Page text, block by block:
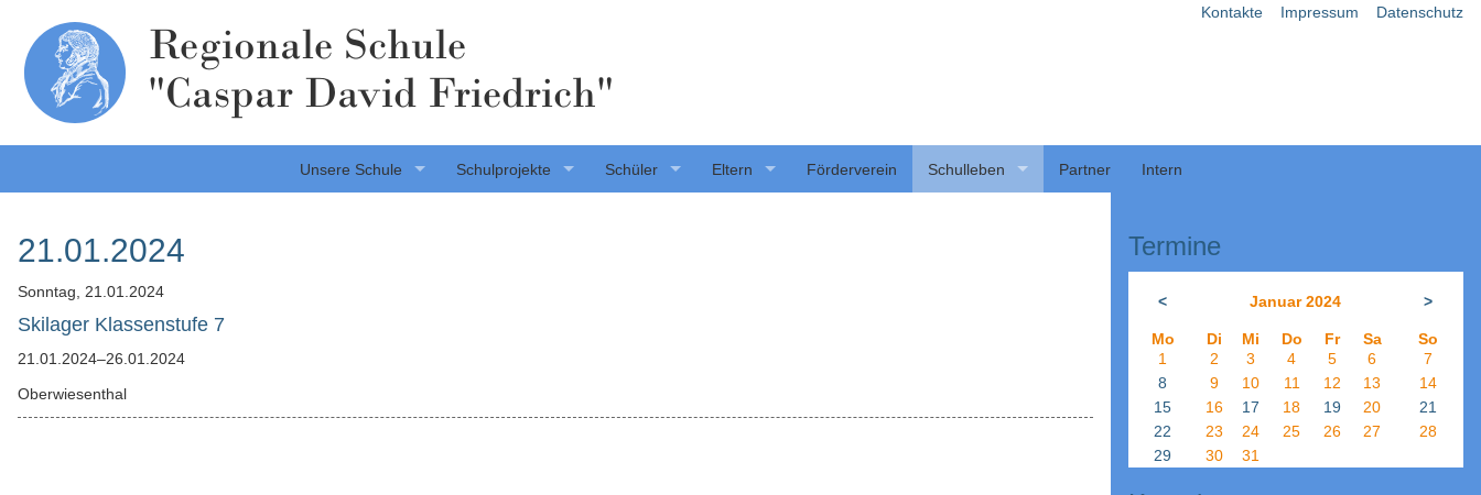
Kontakte Impressum Datenschutz
Regionale Schule
"Caspar David Friedrich"
Unsere Schule Schulprojekte Schüler Eltern Förderverein Schulleben Partner Intern
21.01.2024
Sonntag, 21.01.2024
Skilager Klassenstufe 7
21.01.2024–26.01.2024
Oberwiesenthal
Termine
< Januar 2024 >
Mo Di Mi Do Fr Sa
So
1
2 3 4 5 6
7
8
9 10 11 12 13
14
15
16 17 18 19 20
21
22
23 24 25 26 27
28
29
30 31